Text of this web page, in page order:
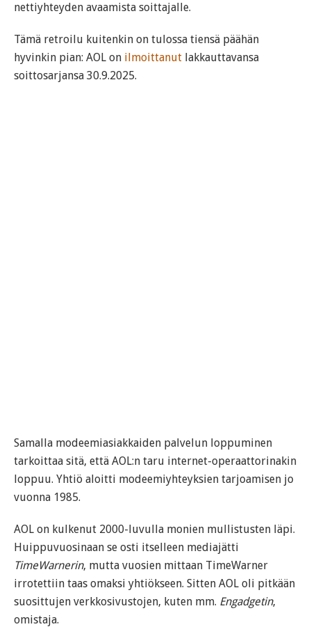
nettiyhteyden avaamista soittajalle.
Tämä retroilu kuitenkin on tulossa tiensä päähän
hyvinkin pian: AOL on ilmoittanut lakkauttavansa
soittosarjansa 30.9.2025.
Samalla modeemiasiakkaiden palvelun loppuminen
tarkoittaa sitä, että AOL:n taru internet-operaattorinakin
loppuu. Yhtiö aloitti modeemiyhteyksien tarjoamisen jo
vuonna 1985.
AOL on kulkenut 2000-luvulla monien mullistusten läpi.
Huippuvuosinaan se osti itselleen mediajätti
TimeWarnerin, mutta vuosien mittaan TimeWarner
irrotettiin taas omaksi yhtiökseen. Sitten AOL oli pitkään
suosittujen verkkosivustojen, kuten mm. Engadgetin,
omistaja.